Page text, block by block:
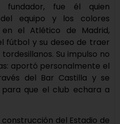
fundador, fue él quien
equipo y los colores
en el Atlético de Madrid,
fútbol y su deseo de traer
Su impulso no
aportó personalmente el
del Bar Castilla y se
que el club echara a
del Estadio de